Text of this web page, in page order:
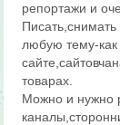
репортажи и
любую тему-
товарах.
Можно и нужно